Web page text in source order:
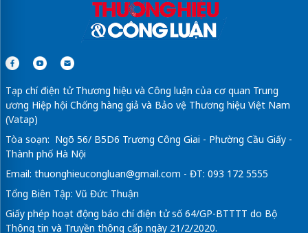
Tạp chí điện tử Thương hiệu và Công luận của cơ quan Trung
ương Hiệp hội Chống hàng giả và Bảo vệ Thương hiệu Việt Nam
(Vatap)
Tòa soạn: Ngõ 56/ B5D6 Trương Công Giai - Phường Cầu Giấy -
Thành phố Hà Nội
Email: thuonghieucongluan@gmail.com - ĐT: 093 172 5555
Tổng Biên Tập: Vũ Đức Thuận
Giấy phép hoạt động báo chí điện tử số 64/GP-BTTTT do Bộ
Thông tin và Truyền thông cấp ngày 21/2/2020.